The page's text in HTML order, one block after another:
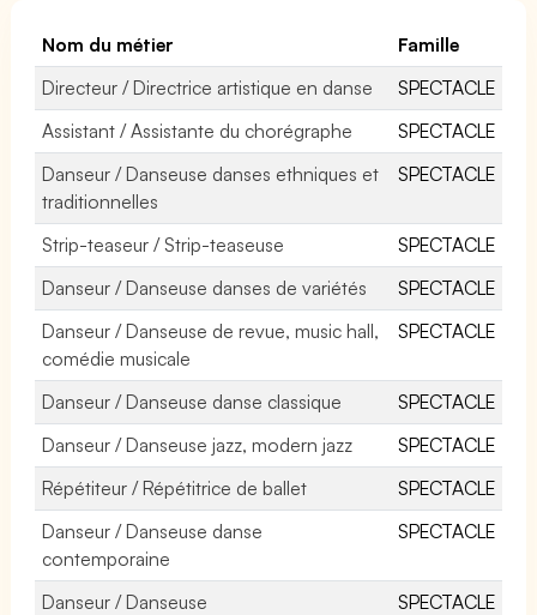
Nom du métier
Famille
Directeur / Directrice artistique en danse
SPECTACLE
Assistant / Assistante du chorégraphe
SPECTACLE
Danseur / Danseuse danses ethniques et
traditionnelles
SPECTACLE
Strip-teaseur / Strip-teaseuse
SPECTACLE
Danseur / Danseuse danses de variétés
SPECTACLE
Danseur / Danseuse de revue, music hall,
comédie musicale
SPECTACLE
Danseur / Danseuse danse classique
SPECTACLE
Danseur / Danseuse jazz, modern jazz
SPECTACLE
Répétiteur / Répétitrice de ballet
SPECTACLE
Danseur / Danseuse danse
contemporaine
SPECTACLE
Danseur / Danseuse
SPECTACLE